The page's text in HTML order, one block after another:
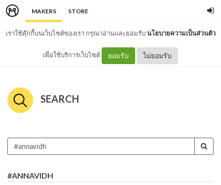
MAKERS STORE
เราใช้คุ๊กกี้บนเว็บไซต์ของเรา กรุณาอ่านและยอมรับนโยบายความเป็นส่วนตัว
เพื่อใช้บริการเว็บไซต์ ยอมรับ ไม่ยอมรับ
SEARCH
#ANNAVIDH